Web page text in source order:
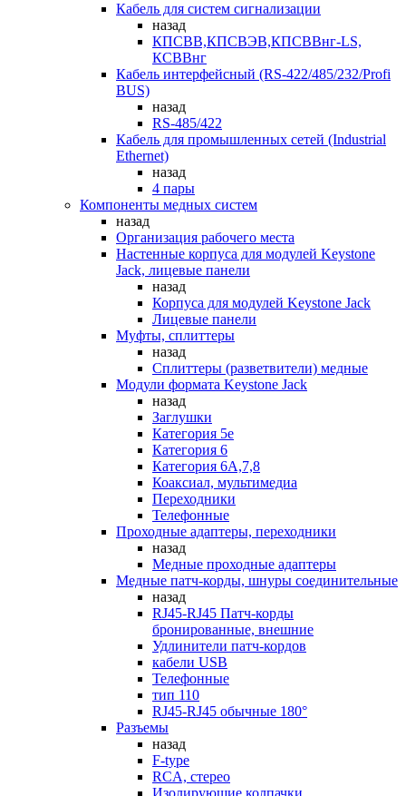
Кабель для систем сигнализации
назад
КПСВВ,КПСВЭВ,КПСВВнг-LS,
КСВВнг
Кабель интерфейсный (RS-422/485/232/Profi
BUS)
назад
RS-485/422
Кабель для промышленных сетей (Industrial
Ethernet)
назад
4 пары
Компоненты медных систем
назад
Организация рабочего места
Настенные корпуса для модулей Keystone
Jack, лицевые панели
назад
Корпуса для модулей Keystone Jack
Лицевые панели
Муфты, сплиттеры
назад
Сплиттеры (разветвители) медные
Модули формата Keystone Jack
назад
Заглушки
Категория 5е
Категория 6
Категория 6А,7,8
Коаксиал, мультимедиа
Переходники
Телефонные
Проходные адаптеры, переходники
назад
Медные проходные адаптеры
Медные патч-корды, шнуры соединительные
назад
RJ45-RJ45 Патч-корды
бронированные, внешние
Удлинители патч-кордов
кабели USB
Телефонные
тип 110
RJ45-RJ45 обычные 180°
Разъемы
назад
F-type
RCA, стерео
Изолирующие колпачки